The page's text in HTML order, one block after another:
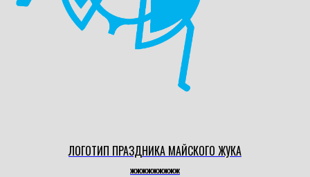
ЛОГОТИП ПРАЗДНИКА МАЙСКОГО ЖУКА
жжжжжжжжж